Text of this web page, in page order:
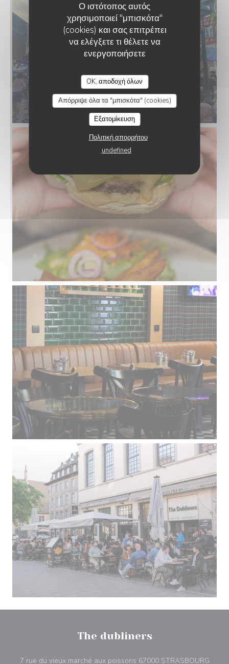
Ο ιστότοπος αυτός
χρησιμοποιεί "μπισκότα"
(cookies) και σας επιτρέπει
να ελέγξετε τι θέλετε να
ενεργοποιήσετε
OK, αποδοχή όλων
Απόρριψε όλα τα "μπισκότα" (cookies)
Εξατομίκευση
Πολιτική απορρήτου
undefined
The dubliners
7 rue du vieux marché aux poissons 67000 STRASBOURG